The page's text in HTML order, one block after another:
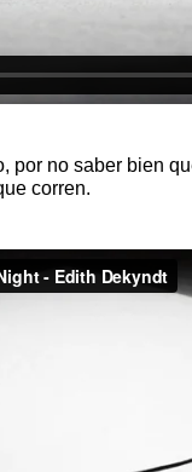
por no saber bien
corren.